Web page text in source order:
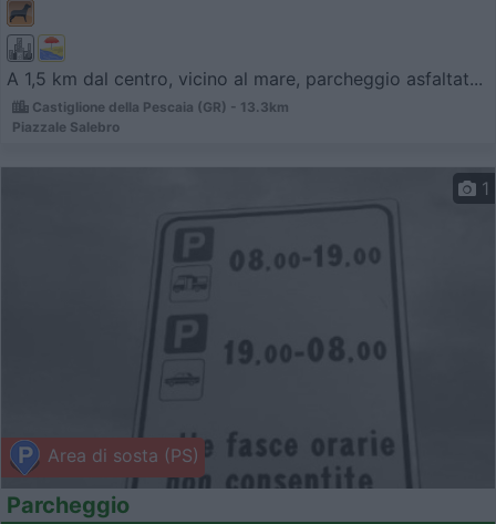
A 1,5 km dal centro, vicino al mare, parcheggio asfaltat...
Castiglione della Pescaia (GR) - 13.3km
Piazzale Salebro
Area di sosta (PS)
1
Parcheggio